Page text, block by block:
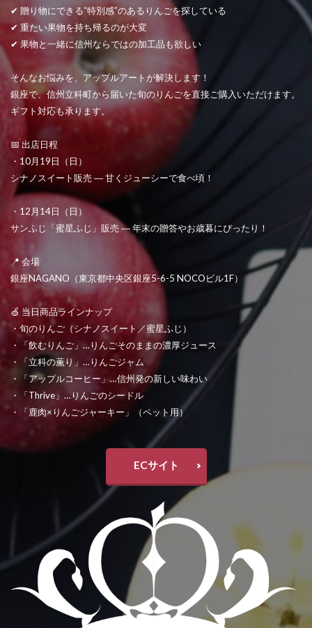
✔ 贈り物にできる“特別感”のあるりんごを探している
✔ 重たい果物を持ち帰るのが大変
✔ 果物と一緒に信州ならではの加工品も欲しい
そんなお悩みを、アップルアートが解決します！
銀座で、信州立科町から届いた旬のりんごを直接ご購入いただけます。
ギフト対応も承ります。
📅 出店日程
・10月19日（日）
シナノスイート販売 ― 甘くジューシーで食べ頃！
・12月14日（日）
サンふじ「蜜星ふじ」販売 ― 年末の贈答やお歳暮にぴったり！
📍 会場
銀座NAGANO（東京都中央区銀座5-6-5 NOCOビル1F）
🍏 当日商品ラインナップ
・旬のりんご（シナノスイート／蜜星ふじ）
・「飲むりんご」…りんごそのままの濃厚ジュース
・「立科の薫り」…りんごジャム
・「アップルコーヒー」…信州発の新しい味わい
・「Thrive」…りんごのシードル
・「鹿肉×りんごジャーキー」（ペット用）
ECサイト